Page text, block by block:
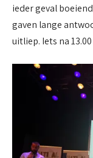
ieder geval
gaven lange
uitliep. Iets na